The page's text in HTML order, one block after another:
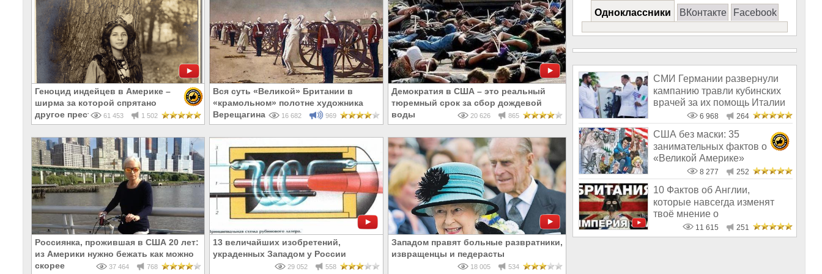
Геноцид индейцев в Америке –
ширма за которой спрятано
другое преступление европейцев
61 453 1 502
Вся суть «Великой» Британии в
«крамольном» полотне художника
Верещагина
16 682 969
Демократия в США – это реальный
тюремный срок за сбор дождевой
воды
20 626 865
Россиянка, прожившая в США 20 лет:
из Америки нужно бежать как можно
скорее
37 464 768
13 величайших изобретений,
украденных Западом у России
29 052 558
Западом правят больные развратники,
извращенцы и педерасты
18 005 534
Одноклассники ВКонтакте Facebook
СМИ Германии развернули
кампанию травли кубинских
врачей за их помощь Италии
6 968 264
США без маски: 35
занимательных фактов о
«Великой Америке»
8 277 252
10 Фактов об Англии,
которые навсегда изменят
твоё мнение о
Великобритании и короле
11 615 251